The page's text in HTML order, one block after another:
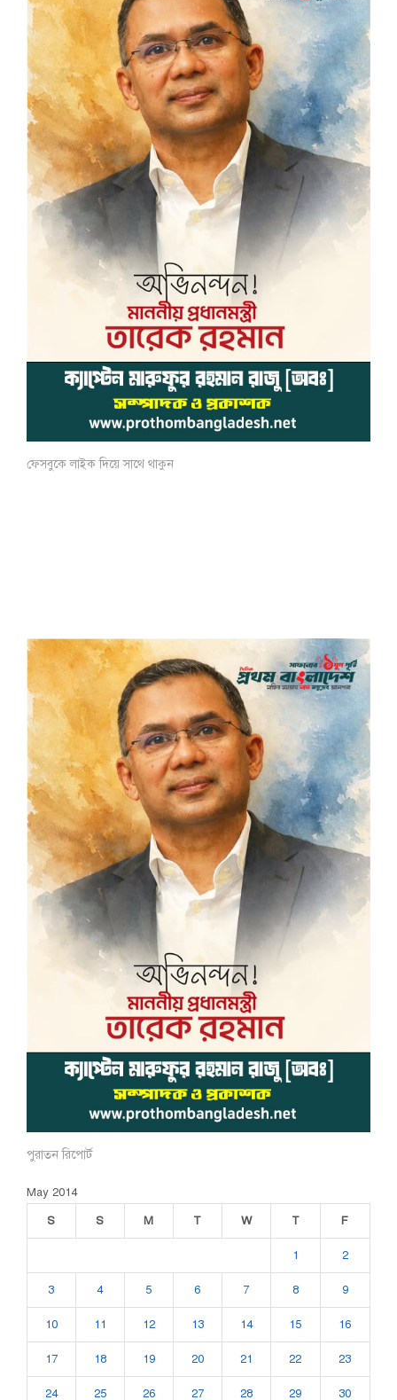
ফেসবুকে লাইক দিয়ে সাথে থাকুন
পুরাতন রিপোর্ট
May 2014
S
S M T W T F
1 2
3 4 5 6 7 8 9
10 11 12 13 14 15 16
17 18 19 20 21 22 23
24 25 26 27 28 29 30